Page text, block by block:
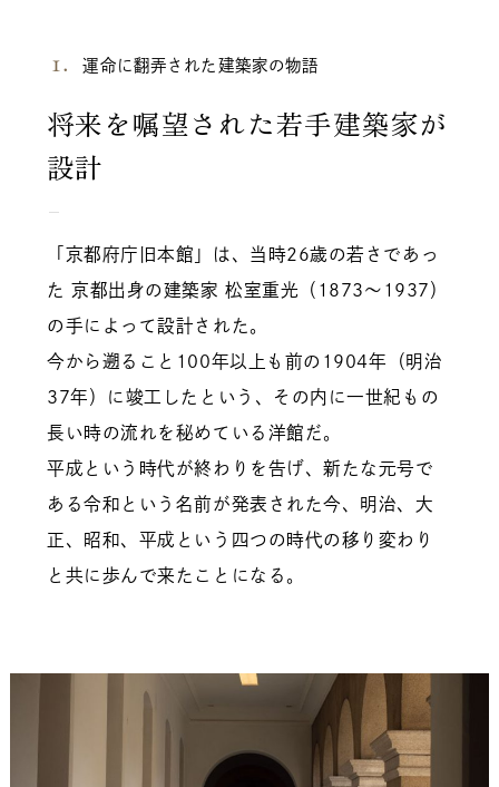
運命に翻弄された建築家の物語
将来を嘱望された若手建築家が
設計
「京都府庁旧本館」は、当時26歳の若さであっ
た 京都出身の建築家 松室重光（1873～1937）
の手によって設計された。
今から遡ること100年以上も前の1904年（明治
37年）に竣工したという、その内に一世紀もの
長い時の流れを秘めている洋館だ。
平成という時代が終わりを告げ、新たな元号で
ある令和という名前が発表された今、明治、大
正、昭和、平成という四つの時代の移り変わり
と共に歩んで来たことになる。